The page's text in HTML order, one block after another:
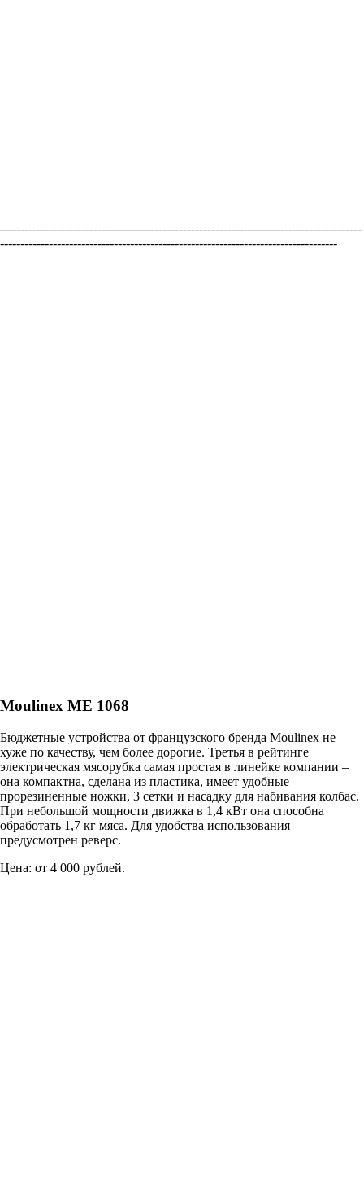
-----------------------------------------------------------------------------------------
-----------------------------------------------------------------------------------
Moulinex ME 1068
Бюджетные устройства от французского бренда Moulinex не
хуже по качеству, чем более дорогие. Третья в рейтинге
электрическая мясорубка самая простая в линейке компании –
она компактна, сделана из пластика, имеет удобные
прорезиненные ножки, 3 сетки и насадку для набивания колбас.
При небольшой мощности движка в 1,4 кВт она способна
обработать 1,7 кг мяса. Для удобства использования
предусмотрен реверс.
Цена: от 4 000 рублей.